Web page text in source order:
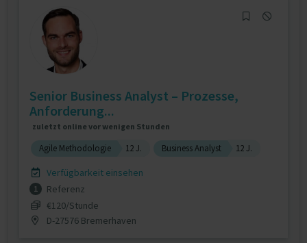
Senior Business Analyst – Prozesse,
Anforderung...
zuletzt online vor wenigen Stunden
Agile Methodologie 12 J. Business Analyst 12 J.
Verfügbarkeit einsehen
1
Referenz
€120/Stunde
D-27576 Bremerhaven